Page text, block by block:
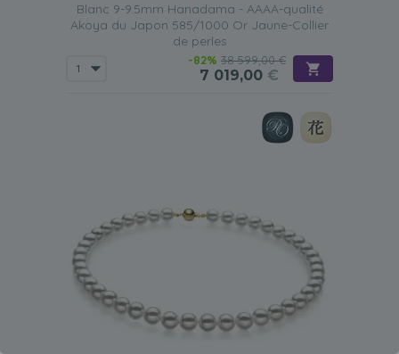
Blanc 9-9.5mm Hanadama - AAAA-qualité
Akoya du Japon 585/1000 Or Jaune-Collier
de perles
-82% 38 599,00 €
7 019,00 €